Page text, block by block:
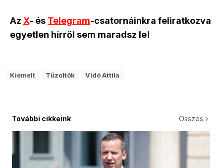
Az X- és Telegram-csatornáinkra feliratkozva
egyetlen hírről sem maradsz le!
Kiemelt Tűzoltók Vidó Attila
További cikkeink Összes